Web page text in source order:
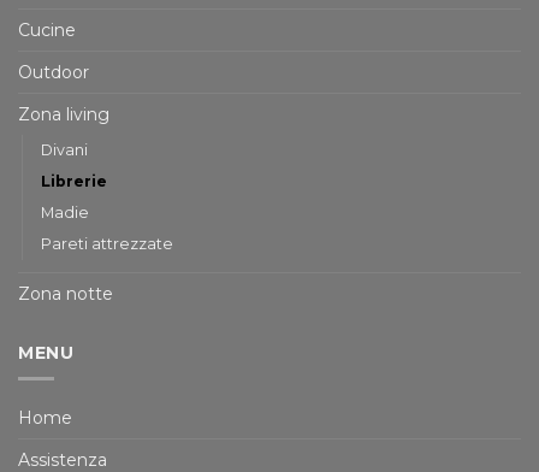
Cucine
Outdoor
Zona living
Divani
Librerie
Madie
Pareti attrezzate
Zona notte
MENU
Home
Assistenza